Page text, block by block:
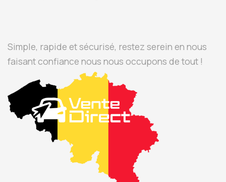
Simple, rapide et sécurisé, restez serein en nous
faisant confiance nous nous occupons de tout !